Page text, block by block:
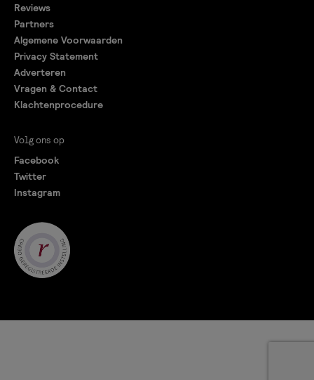
Reviews
Partners
Algemene Voorwaarden
Privacy Statement
Adverteren
Vragen & Contact
Klachtenprocedure
Volg ons op
Facebook
Twitter
Instagram